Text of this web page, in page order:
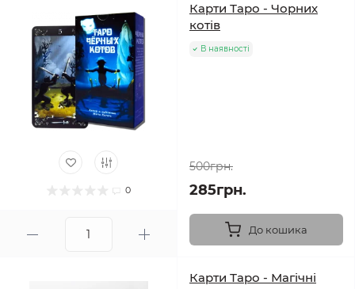
0
Карти Таро - Чорних
котів
В наявності
500грн.
285грн.
До кошика
Карти Таро - Магічні